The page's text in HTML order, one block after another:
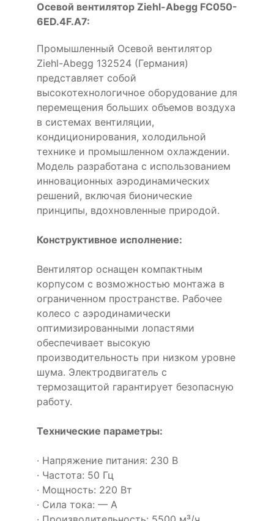
Осевой вентилятор Ziehl-Abegg FC050-
6ED.4F.A7:
Промышленный Осевой вентилятор
Ziehl-Abegg 132524 (Германия)
представляет собой
высокотехнологичное оборудование для
перемещения больших объемов воздуха
в системах вентиляции,
кондиционирования, холодильной
технике и промышленном охлаждении.
Модель разработана с использованием
инновационных аэродинамических
решений, включая бионические
принципы, вдохновленные природой.
Конструктивное исполнение:
Вентилятор оснащен компактным
корпусом с возможностью монтажа в
ограниченном пространстве. Рабочее
колесо с аэродинамически
оптимизированными лопастями
обеспечивает высокую
производительность при низком уровне
шума. Электродвигатель с
термозащитой гарантирует безопасную
работу.
Технические параметры:
· Напряжение питания: 230 В
· Частота: 50 Гц
· Мощность: 220 Вт
· Сила тока: — А